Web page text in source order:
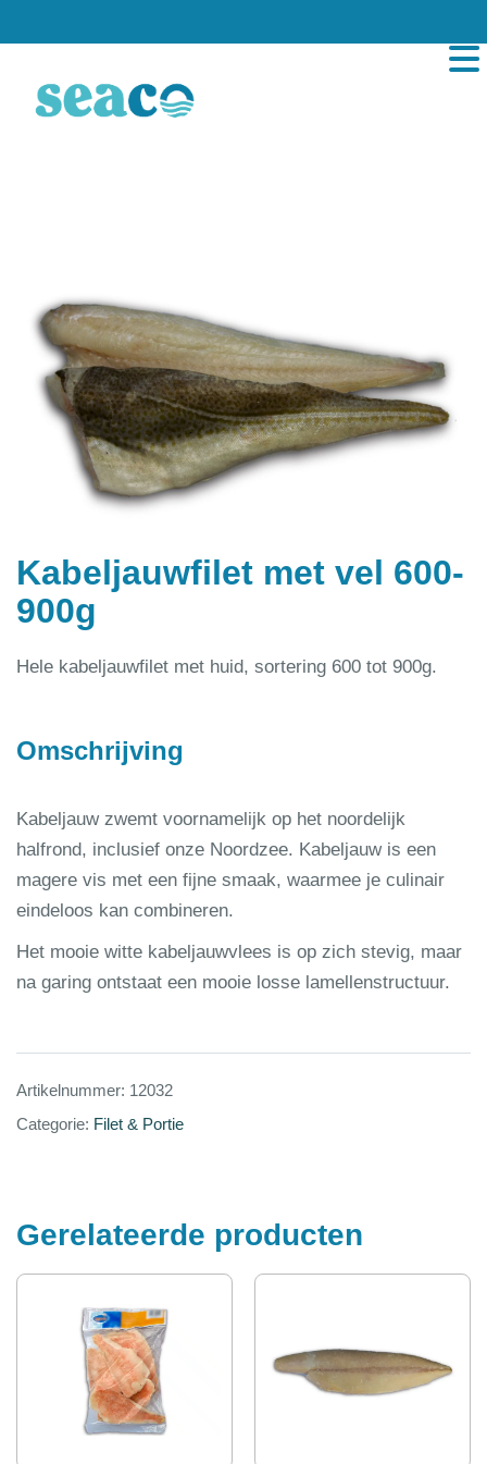
Kabeljauwfilet met vel 600-
900g
Hele kabeljauwfilet met huid, sortering 600 tot 900g.
Omschrijving
Kabeljauw zwemt voornamelijk op het noordelijk
halfrond, inclusief onze Noordzee. Kabeljauw is een
magere vis met een fijne smaak, waarmee je culinair
eindeloos kan combineren.
Het mooie witte kabeljauwvlees is op zich stevig, maar
na garing ontstaat een mooie losse lamellenstructuur.
Artikelnummer: 12032
Categorie: Filet & Portie
Gerelateerde producten